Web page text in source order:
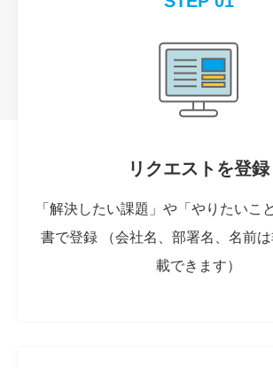
リクエストを登録
「解決したい課題」や「やりたいこ
書で登録 （会社名、部署名、名前
載できます）